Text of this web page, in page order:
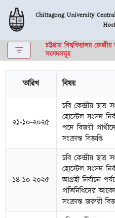
Skip
content
Chittagong University
চট্টগ্রাম বিশ্ববিদ্যালয়
সংসদসমূহ
তারিখ বিষয়
২১-১০-২০২৫
চবি কেন্দ্রীয়
হোস্টেল সংসদ
পদে বিজয়ী
সংক্রান্ত বিজ্ঞপ্তি
১৪-১০-২০২৫
চবি কেন্দ্রীয়
হোস্টেল সংসদ
আগ্রহী নির্বাচন
প্রতিনিধিদের
সংক্রান্ত জরুরী